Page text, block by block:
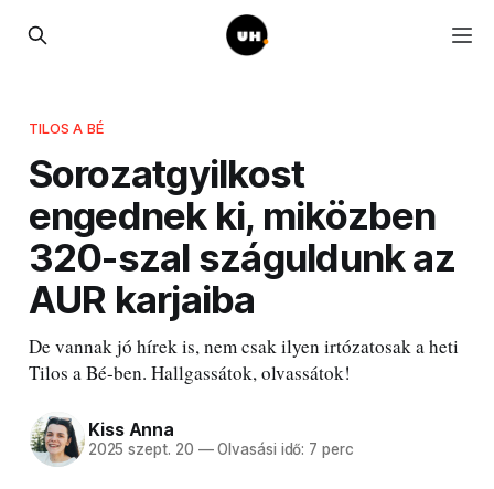
TILOS A BÉ
Sorozatgyilkost
engednek ki, miközben
320-szal száguldunk az
AUR karjaiba
De vannak jó hírek is, nem csak ilyen irtózatosak a heti
Tilos a Bé-ben. Hallgassátok, olvassátok!
Kiss Anna
2025 szept. 20 —Olvasási idő: 7 perc